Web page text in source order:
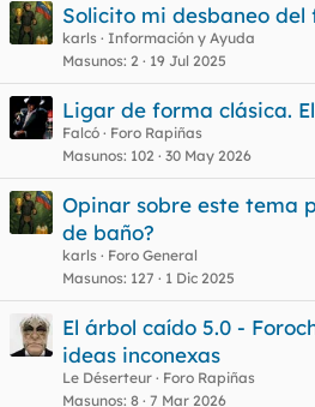
Solicito mi desbaneo del
karls
Información y Ayuda
Masunos 2 19 Jul 2025
Ligar de forma clásica.
Falcó
Foro Rapiñas
Masunos 102 30 May 2026
Opinar sobre este tema
de baño?
karls
Foro General
Masunos 127 1 Dic 2025
El árbol caído 5.0 -
ideas inconexas
Le Déserteur
Foro Rapiñas
Masunos 8 7 Mar 2026